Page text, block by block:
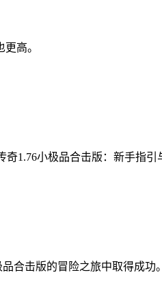
高。
合击版的冒险之旅中取得成功。